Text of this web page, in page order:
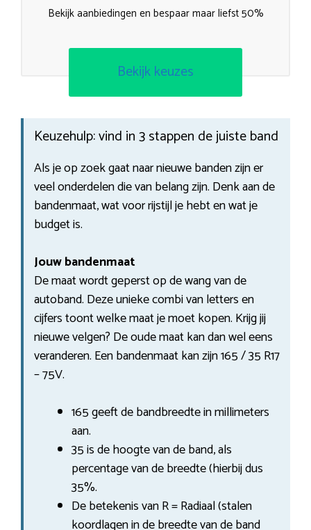
Bekijk aanbiedingen en bespaar maar liefst 50%
Bekijk keuzes
Keuzehulp: vind in 3 stappen de juiste band
Als je op zoek gaat naar nieuwe banden zijn er
veel onderdelen die van belang zijn. Denk aan de
bandenmaat, wat voor rijstijl je hebt en wat je
budget is.
Jouw bandenmaat
De maat wordt geperst op de wang van de
autoband. Deze unieke combi van letters en
cijfers toont welke maat je moet kopen. Krijg jij
nieuwe velgen? De oude maat kan dan wel eens
veranderen. Een bandenmaat kan zijn 165 / 35 R17
– 75V.
165 geeft de bandbreedte in millimeters
aan.
35 is de hoogte van de band, als
percentage van de breedte (hierbij dus
35%.
De betekenis van R = Radiaal (stalen
koordlagen in de breedte van de band